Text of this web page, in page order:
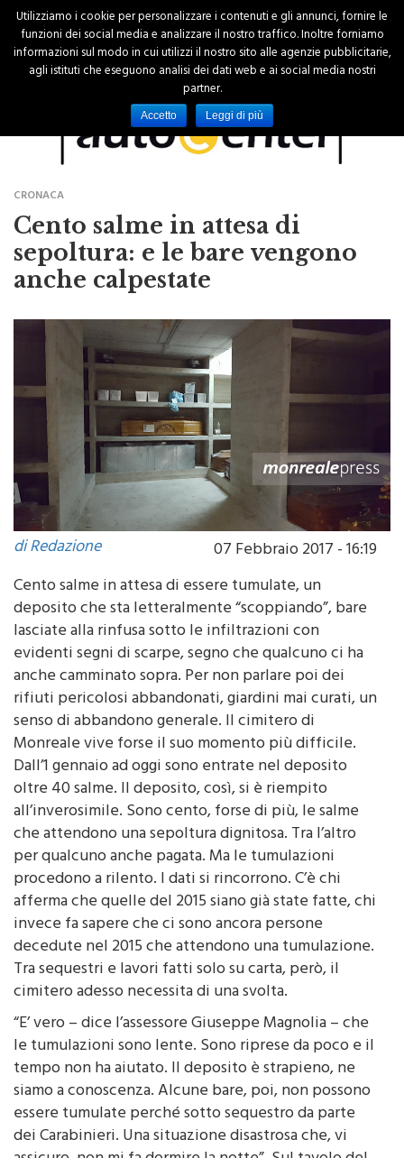
CRONACA
Cento salme in attesa di
sepoltura: e le bare vengono
anche calpestate
di Redazione
07 Febbraio 2017 - 16:19
Cento salme in attesa di essere tumulate, un
deposito che sta letteralmente “scoppiando”, bare
lasciate alla rinfusa sotto le infiltrazioni con
evidenti segni di scarpe, segno che qualcuno ci ha
anche camminato sopra. Per non parlare poi dei
rifiuti pericolosi abbandonati, giardini mai curati, un
senso di abbandono generale. Il cimitero di
Monreale vive forse il suo momento più difficile.
Dall’1 gennaio ad oggi sono entrate nel deposito
oltre 40 salme. Il deposito, così, si è riempito
all’inverosimile. Sono cento, forse di più, le salme
che attendono una sepoltura dignitosa. Tra l’altro
per qualcuno anche pagata. Ma le tumulazioni
procedono a rilento. I dati si rincorrono. C’è chi
afferma che quelle del 2015 siano già state fatte, chi
invece fa sapere che ci sono ancora persone
decedute nel 2015 che attendono una tumulazione.
Tra sequestri e lavori fatti solo su carta, però, il
cimitero adesso necessita di una svolta.
“E’ vero – dice l’assessore Giuseppe Magnolia – che
le tumulazioni sono lente. Sono riprese da poco e il
tempo non ha aiutato. Il deposito è strapieno, ne
siamo a conoscenza. Alcune bare, poi, non possono
essere tumulate perché sotto sequestro da parte
dei Carabinieri. Una situazione disastrosa che, vi
Utilizziamo i cookie per personalizzare i contenuti e gli annunci, fornire le
funzioni dei social media e analizzare il nostro traffico. Inoltre forniamo
informazioni sul modo in cui utilizzi il nostro sito alle agenzie pubblicitarie,
agli istituti che eseguono analisi dei dati web e ai social media nostri
partner.
Accetto Leggi di più